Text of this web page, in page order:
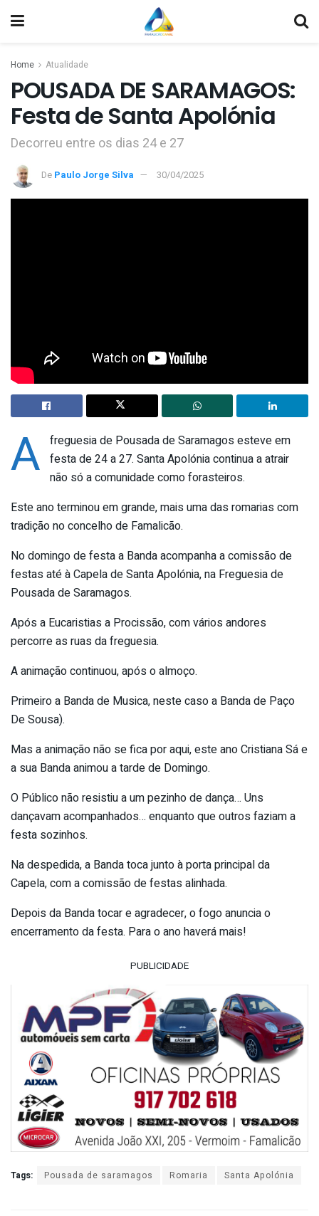
Home Atualidade
POUSADA DE SARAMAGOS:
Festa de Santa Apolónia
Decorreu entre os dias 24 e 27
De Paulo Jorge Silva 30/04/2025
A freguesia de Pousada de Saramagos esteve em
festa de 24 a 27. Santa Apolónia continua a atrair
não só a comunidade como forasteiros.
Este ano terminou em grande, mais uma das romarias com
tradição no concelho de Famalicão.
No domingo de festa a Banda acompanha a comissão de
festas até à Capela de Santa Apolónia, na Freguesia de
Pousada de Saramagos.
Após a Eucaristias a Procissão, com vários andores
percorre as ruas da freguesia.
A animação continuou, após o almoço.
Primeiro a Banda de Musica, neste caso a Banda de Paço
De Sousa).
Mas a animação não se fica por aqui, este ano Cristiana Sá e
a sua Banda animou a tarde de Domingo.
O Público não resistiu a um pezinho de dança… Uns
dançavam acompanhados… enquanto que outros faziam a
festa sozinhos.
Na despedida, a Banda toca junto à porta principal da
Capela, com a comissão de festas alinhada.
Depois da Banda tocar e agradecer, o fogo anuncia o
encerramento da festa. Para o ano haverá mais!
PUBLICIDADE
Tags: Pousada de saramagos Romaria Santa Apolónia